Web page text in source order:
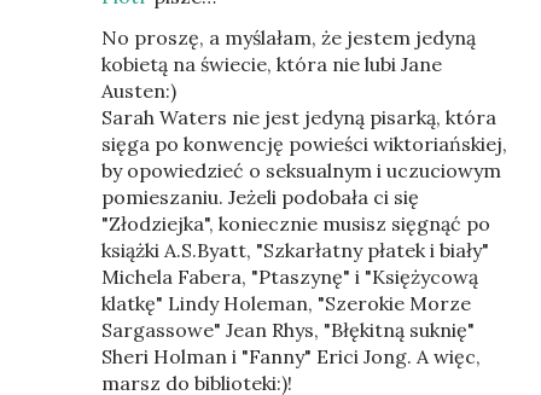
No proszę, a myślałam, że jestem jedyną
kobietą na świecie, która nie lubi Jane
Austen:)
Sarah Waters nie jest jedyną pisarką, która
sięga po konwencję powieści wiktoriańskiej,
by opowiedzieć o seksualnym i uczuciowym
pomieszaniu. Jeżeli podobała ci się
"Złodziejka", koniecznie musisz sięgnąć po
książki A.S.Byatt, "Szkarłatny płatek i biały"
Michela Fabera, "Ptaszynę" i "Księżycową
klatkę" Lindy Holeman, "Szerokie Morze
Sargassowe" Jean Rhys, "Błękitną suknię"
Sheri Holman i "Fanny" Erici Jong. A więc,
marsz do biblioteki:)!